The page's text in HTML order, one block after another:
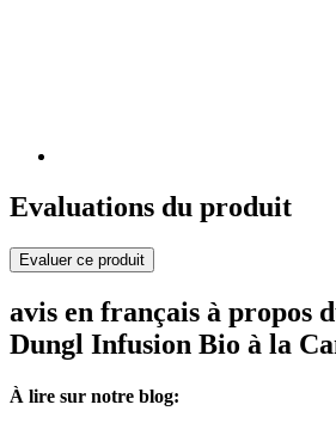
Evaluations du produit
Evaluer ce produit
avis en français à propos
Dungl Infusion Bio à la
À lire sur notre blog: